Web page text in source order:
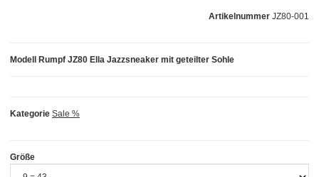
Artikelnummer JZ80-001
Kategorie Sale %
Modell Rumpf JZ80 Ella Jazzsneaker mit geteilter Sohle
Größe